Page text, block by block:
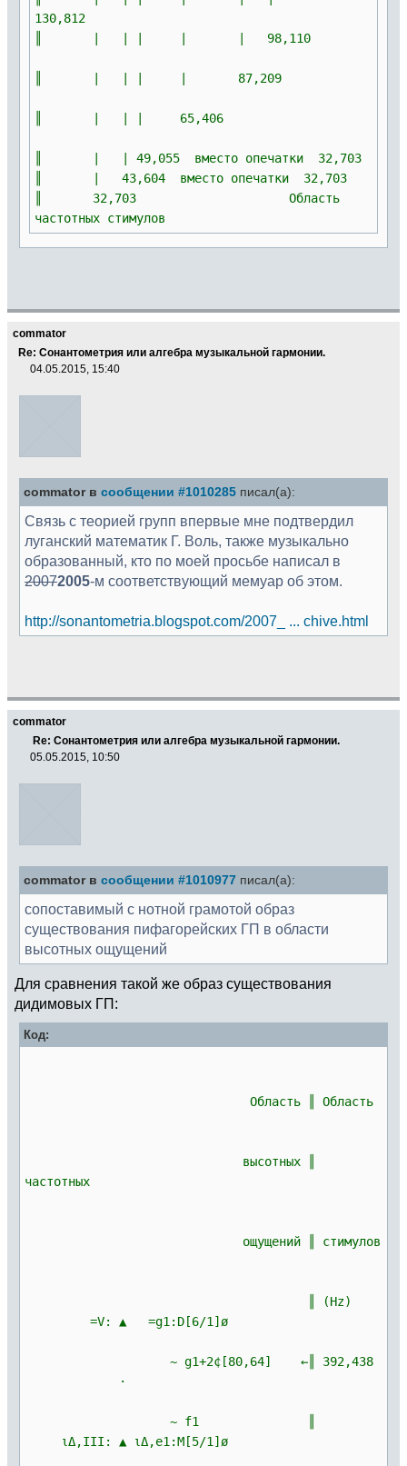
130,812
║ | | | | | 98,110
║ | | | | 87,209
║ | | | 65,406
║ | | 49,055 вместо опечатки 32,703
║ | 43,604 вместо опечатки 32,703
║ 32,703 Область
частотных стимулов
commator
Re: Сонантометрия или алгебра музыкальной гармонии.
04.05.2015, 15:40
commator в сообщении #1010285 писал(а):
Связь с теорией групп впервые мне подтвердил
луганский математик Г. Воль, также музыкально
образованный, кто по моей просьбе написал в
20072005-м соответствующий мемуар об этом.
http://sonantometria.blogspot.com/2007_ ... chive.html
commator
Re: Сонантометрия или алгебра музыкальной гармонии.
05.05.2015, 10:50
commator в сообщении #1010977 писал(а):
сопоставимый с нотной грамотой образ
существования пифагорейских ГП в области
высотных ощущений
Для сравнения такой же образ существования
дидимовых ГП:
Код:
Область ║ Область
высотных ║
частотных
ощущений ║ стимулов
║ (Hz)
=V: ▲ =g1:D[6/1]ø
~ g1+2¢[80,64] ←║ 392,438
·
~ f1 ║
ιΔ,III: ▲ ιΔ,e1:M[5/1]ø